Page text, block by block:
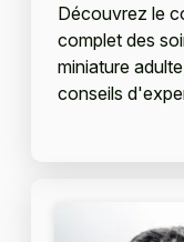
Découvrez le
complet des
miniature
conseils